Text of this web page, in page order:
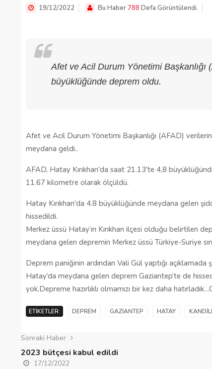
19/12/2022 Bu Haber788 Defa Görüntülendi.
Afet ve Acil Durum Yönetimi
büyüklüğünde deprem oldu.
Afet ve Acil Durum Yönetimi Başkanlığı (AFAD)
meydana geldi..
AFAD, Hatay Kırıkhan'da saat 21.13'te 4,8
11.67 kilometre olarak ölçüldü.
Hatay Kırıkhan'da 4.8 büyüklüğünde meydana gelen
hissedildi.
Merkez üssü Hatay’ın Kırıkhan ilçesi olduğu belirtilen
meydana gelen depremin Merkez üssü Türkiye-Suriye
Deprem paniğinin ardından Vali Gül yaptığı açıklamada
Hatay’da meydana gelen deprem Gaziantep’te de
yok.Depreme hazırlıklı olmamızı bir kez daha
ETIKETLER: DEPREM GAZIANTEP HATAY
Sonraki Haber
2023 bütçesi kabul edildi
17/12/2022
Gaziantep’te Toplu Ulaşım
Ücretlerine Yüzde 70 Zam
28/01/2025